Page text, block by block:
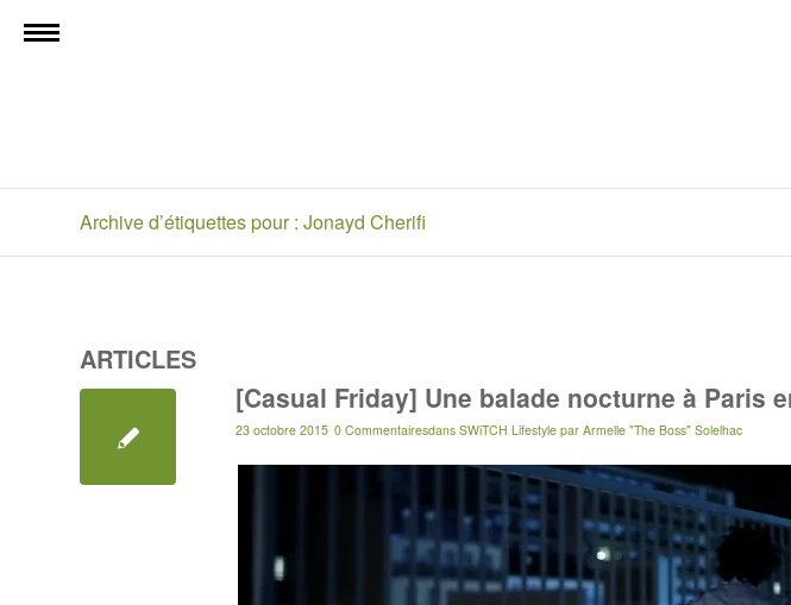
Archive d’étiquettes pour : Jonayd Cherifi
ARTICLES
[Casual Friday] Une balade nocturne à Paris
23 octobre 2015 0 Commentairesdans SWiTCH Lifestyle par Armelle "The Boss" Solelhac